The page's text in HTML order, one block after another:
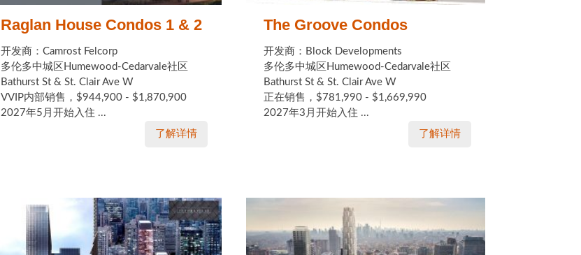
Raglan House Condos 1 & 2
开发商：Camrost Felcorp
多伦多中城区Humewood-Cedarvale社区
Bathurst St & St. Clair Ave W
VVIP内部销售，$944,900 - $1,870,900
2027年5月开始入住 ...
了解详情
The Groove Condos
开发商：Block Developments
多伦多中城区Humewood-Cedarvale社区
Bathurst St & St. Clair Ave W
正在销售，$781,990 - $1,669,990
2027年3月开始入住 ...
了解详情